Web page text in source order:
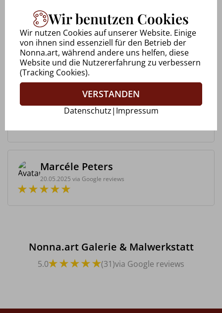
Workshop bei Nonna Bitter Immer freundlich und
lebensfroh danke das es euch gibt 😊 was sich
auch in den Bildern gut wieder findet. Vor allem
was mich besonders beeindruckt hat war das ein
Thema behandelt wurd...
Uwe Walkowiak
28.09.2025 via Google reviews
Marcéle Peters
20.05.2025 via Google reviews
Nonna.art Galerie & Malwerkstatt
5.0 (31)via Google reviews
Wir benutzen Cookies
Wir nutzen Cookies auf unserer Website. Einige
von ihnen sind essenziell für den Betrieb der
Nonna.art, während andere uns helfen, diese
Website und die Nutzererfahrung zu verbessern
(Tracking Cookies).
VERSTANDEN
Datenschutz| Impressum